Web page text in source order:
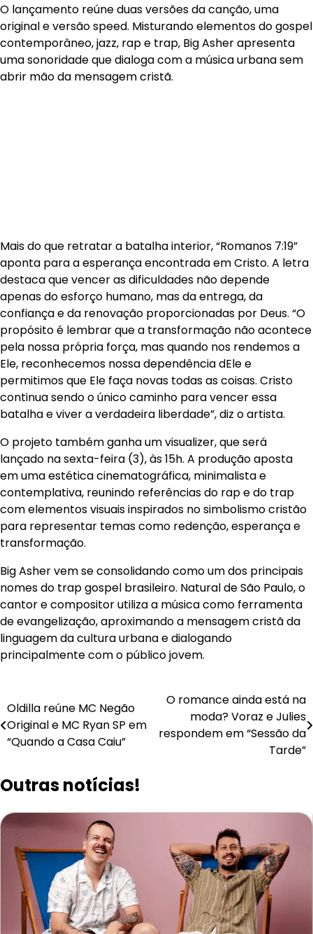
O lançamento reúne duas versões da canção, uma
original e versão speed. Misturando elementos do gospel
contemporâneo, jazz, rap e trap, Big Asher apresenta
uma sonoridade que dialoga com a música urbana sem
abrir mão da mensagem cristã.
Mais do que retratar a batalha interior, “Romanos 7:19”
aponta para a esperança encontrada em Cristo. A letra
destaca que vencer as dificuldades não depende
apenas do esforço humano, mas da entrega, da
confiança e da renovação proporcionadas por Deus. “O
propósito é lembrar que a transformação não acontece
pela nossa própria força, mas quando nos rendemos a
Ele, reconhecemos nossa dependência dEle e
permitimos que Ele faça novas todas as coisas. Cristo
continua sendo o único caminho para vencer essa
batalha e viver a verdadeira liberdade”, diz o artista.
O projeto também ganha um visualizer, que será
lançado na sexta-feira (3), às 15h. A produção aposta
em uma estética cinematográfica, minimalista e
contemplativa, reunindo referências do rap e do trap
com elementos visuais inspirados no simbolismo cristão
para representar temas como redenção, esperança e
transformação.
Big Asher vem se consolidando como um dos principais
nomes do trap gospel brasileiro. Natural de São Paulo, o
cantor e compositor utiliza a música como ferramenta
de evangelização, aproximando a mensagem cristã da
linguagem da cultura urbana e dialogando
principalmente com o público jovem.
Navegação
de
Post
Oldilla reúne MC Negão
Original e MC Ryan SP em
“Quando a Casa Caiu”
O romance ainda está na
moda? Voraz e Julies
respondem em “Sessão da
Tarde”
Outras notícias!